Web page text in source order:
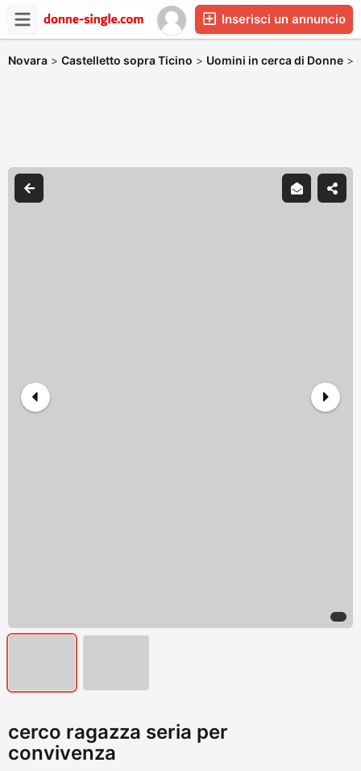
Inserisci un annuncio
Novara > Castelletto sopra Ticino > Uomini in cerca di Donne >
cerco ragazza seria per
convivenza